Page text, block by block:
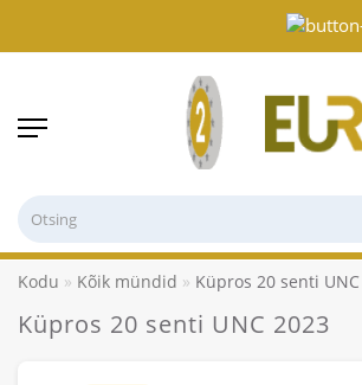
Kodu Kõik mündid Küpros 20 senti
Küpros 20 senti UNC 2023